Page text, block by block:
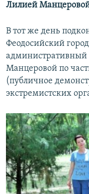
Лилией
В тот же день
Феодосийский
административный
Манцеровой по
(публичное
экстремистских